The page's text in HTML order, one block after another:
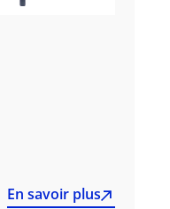
En savoir plus